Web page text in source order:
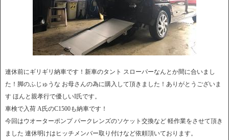
連休前にギリギリ納車です！新車のタント スローパーなんとか間に合いまし
た！脚のふじゅうな お母さんの為に購入して頂きました！ありがとうございま
す ほんと親孝行で優しいI氏です。
車検で入荷 A氏のC1500も納車です！
今回はウオーターポンプ パークレンズのソケット交換など 軽作業をさせて頂き
ました 連休明けはヒッチメンバー取り付けなど依頼頂いております。